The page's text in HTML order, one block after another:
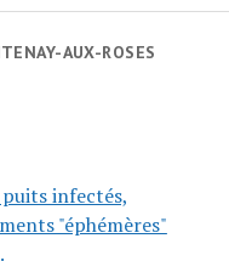
AUX-ROSES
infectés,
"éphémères"